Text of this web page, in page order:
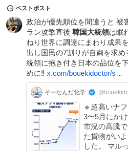
ベストポスト
政治が優先順位を間違うと 被
ラン攻撃直後 韓国大統領は眠
ねり世界に調達にまわり成果
出し国民の7割りが自粛を求
統領に抱き付き日本の品位を
めに‼️ x.com/bouekidoctor/s…
そーなんだ化学
🔹超高いナ
3〜5月にか
市況の高騰
た貨物がい
した。 マル